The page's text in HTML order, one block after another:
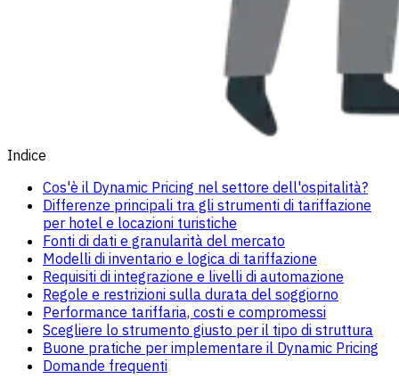
Indice
Cos'è il Dynamic Pricing nel settore dell'ospitalità?
Differenze principali tra gli strumenti di tariffazione
per hotel e locazioni turistiche
Fonti di dati e granularità del mercato
Modelli di inventario e logica di tariffazione
Requisiti di integrazione e livelli di automazione
Regole e restrizioni sulla durata del soggiorno
Performance tariffaria, costi e compromessi
Scegliere lo strumento giusto per il tipo di struttura
Buone pratiche per implementare il Dynamic Pricing
Domande frequenti